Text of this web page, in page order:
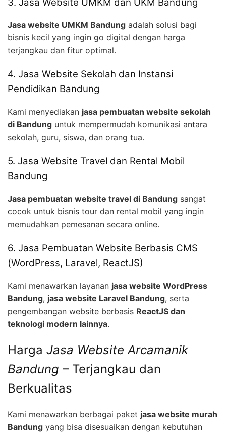
Jasa website UMKM Bandung adalah solusi bagi
bisnis kecil yang ingin go digital dengan harga
terjangkau dan fitur optimal.
4. Jasa Website Sekolah dan Instansi
Pendidikan Bandung
Kami menyediakan jasa pembuatan website sekolah
di Bandung untuk mempermudah komunikasi antara
sekolah, guru, siswa, dan orang tua.
5. Jasa Website Travel dan Rental Mobil
Bandung
Jasa pembuatan website travel di Bandung sangat
cocok untuk bisnis tour dan rental mobil yang ingin
memudahkan pemesanan secara online.
6. Jasa Pembuatan Website Berbasis CMS
(WordPress, Laravel, ReactJS)
Kami menawarkan layanan jasa website WordPress
Bandung, jasa website Laravel Bandung, serta
pengembangan website berbasis ReactJS dan
teknologi modern lainnya.
Harga Jasa Website Arcamanik
Bandung – Terjangkau dan
Berkualitas
Kami menawarkan berbagai paket jasa website murah
Bandung yang bisa disesuaikan dengan kebutuhan